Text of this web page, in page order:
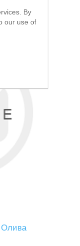
Олива
By
our use of